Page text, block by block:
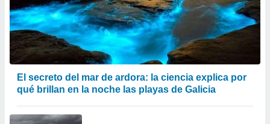
El secreto del mar de ardora: la ciencia explica por
qué brillan en la noche las playas de Galicia